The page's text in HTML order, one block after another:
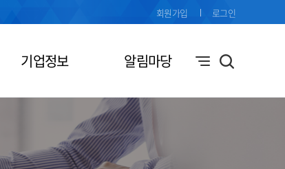
기업정보 알림마당
회원가입 로그인